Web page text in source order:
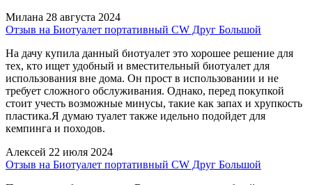
Милана 28 августа 2024
Отзыв на Биотуалет портативный CW Друг Большой
На дачу купила данный биотуалет это хорошее решение для
тех, кто ищет удобный и вместительный биотуалет для
использования вне дома. Он прост в использовании и не
требует сложного обслуживания. Однако, перед покупкой
стоит учесть возможные минусы, такие как запах и хрупкость
пластика.Я думаю туалет также идельно подойдет для
кемпинга и походов.
Алексей 22 июля 2024
Отзыв на Биотуалет портативный CW Друг Большой